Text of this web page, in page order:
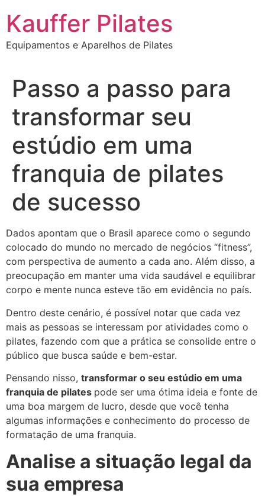
para
conteúdo
Kauffer Pilates
Equipamentos e Aparelhos de Pilates
Passo a passo para
transformar seu
estúdio em uma
franquia de pilates
de sucesso
Dados apontam que o Brasil aparece como o segundo
colocado do mundo no mercado de negócios “fitness”,
com perspectiva de aumento a cada ano. Além disso, a
preocupação em manter uma vida saudável e equilibrar
corpo e mente nunca esteve tão em evidência no país.
Dentro deste cenário, é possível notar que cada vez
mais as pessoas se interessam por atividades como o
pilates, fazendo com que a prática se consolide entre o
público que busca saúde e bem-estar.
Pensando nisso, transformar o seu estúdio em uma
franquia de pilates pode ser uma ótima ideia e fonte de
uma boa margem de lucro, desde que você tenha
algumas informações e conhecimento do processo de
formatação de uma franquia.
Analise a situação legal da
sua empresa